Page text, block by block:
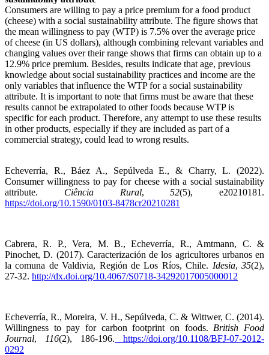
Consumers are willing to pay a price premium for a food product
(cheese) with a social sustainability attribute. The figure shows that
the mean willingness to pay (WTP) is 7.5% over the average price
of cheese (in US dollars), although combining relevant variables and
changing values over their range shows that firms can obtain up to a
12.9% price premium. Besides, results indicate that age, previous
knowledge about social sustainability practices and income are the
only variables that influence the WTP for a social sustainability
attribute. It is important to note that firms must be aware that these
results cannot be extrapolated to other foods because WTP is
specific for each product. Therefore, any attempt to use these results
in other products, especially if they are included as part of a
commercial strategy, could lead to wrong results.
Echeverría, R., Báez A., Sepúlveda E., & Charry, L. (2022).
Consumer willingness to pay for cheese with a social sustainability
attribute. Ciência Rural,52(5), e20210181.
https://doi.org/10.1590/0103-8478cr20210281
Cabrera, R. P., Vera, M. B., Echeverría, R., Amtmann, C. &
Pinochet, D. (2017). Caracterización de los agricultores urbanos en
la comuna de Valdivia, Región de Los Ríos, Chile. Idesia,35(2),
27-32. http://dx.doi.org/10.4067/S0718-34292017005000012
Echeverría, R., Moreira, V. H., Sepúlveda, C. & Wittwer, C. (2014).
Willingness to pay for carbon footprint on foods. British Food
Journal, 116(2), 186-196. https://doi.org/10.1108/BFJ-07-2012-
0292